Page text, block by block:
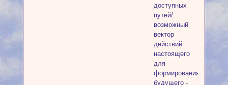
доступных
путей/
возможный
вектор
действий
настоящего
для
формирования
будущего -